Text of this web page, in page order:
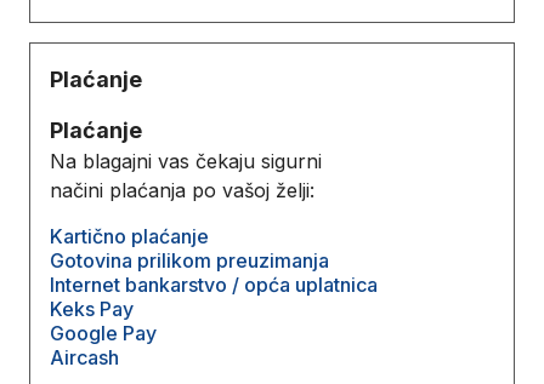
Plaćanje
Plaćanje
Na blagajni vas čekaju sigurni
načini plaćanja po vašoj želji:
Kartično plaćanje
Gotovina prilikom preuzimanja
Internet bankarstvo / opća uplatnica
Keks Pay
Google Pay
Aircash